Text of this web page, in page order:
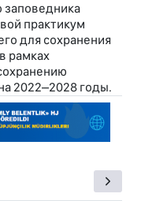
заповедника
практикум
для сохранения
рамках
2022–2028 годы.